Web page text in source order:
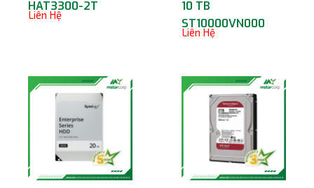
HAT3300-2T
Liên Hệ
10 TB
ST10000VN000
Liên Hệ